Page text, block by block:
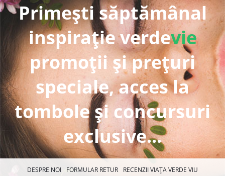
Primești săptămânal
inspirație verdevie
promoții și prețuri
speciale, acces la
tombole și concursuri
exclusive...
DESPRE NOI FORMULAR RETUR
RECENZII VIAȚA VERDE VIU